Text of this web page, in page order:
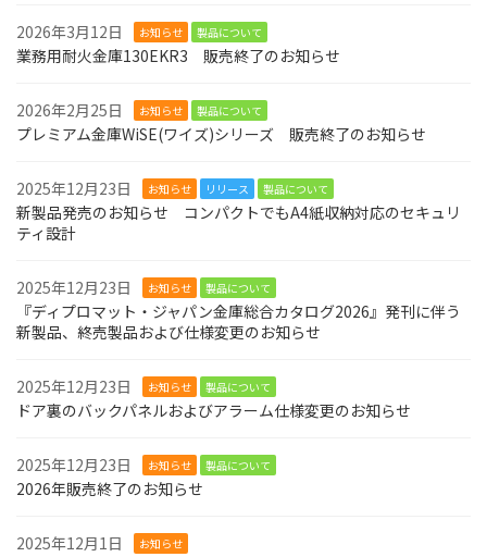
2026年3月12日 お知らせ 製品について
業務用耐火金庫130EKR3 販売終了のお知らせ
2026年2月25日 お知らせ 製品について
プレミアム金庫WiSE(ワイズ)シリーズ 販売終了のお知らせ
2025年12月23日 お知らせ リリース 製品について
新製品発売のお知らせ コンパクトでもA4紙収納対応のセキュリ
ティ設計
2025年12月23日 お知らせ 製品について
『ディプロマット・ジャパン金庫総合カタログ2026』発刊に伴う
新製品、終売製品および仕様変更のお知らせ
2025年12月23日 お知らせ 製品について
ドア裏のバックパネルおよびアラーム仕様変更のお知らせ
2025年12月23日 お知らせ 製品について
2026年販売終了のお知らせ
2025年12月1日 お知らせ